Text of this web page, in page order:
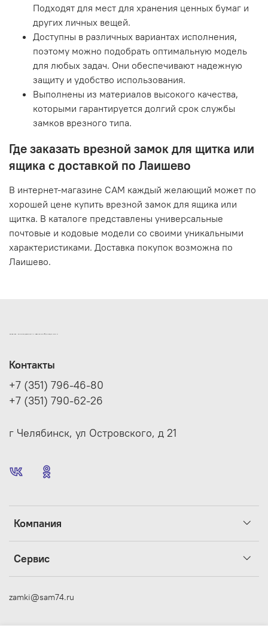
Подходят для мест для хранения ценных бумаг и
других личных вещей.
Доступны в различных вариантах исполнения,
поэтому можно подобрать оптимальную модель
для любых задач. Они обеспечивают надежную
защиту и удобство использования.
Выполнены из материалов высокого качества,
которыми гарантируется долгий срок службы
замков врезного типа.
Где заказать врезной замок для щитка или
ящика с доставкой по Лаишево
В интернет-магазине САМ каждый желающий может по
хорошей цене купить врезной замок для ящика или
щитка. В каталоге представлены универсальные
почтовые и кодовые модели со своими уникальными
характеристиками. Доставка покупок возможна по
Лаишево.
ИНТЕРНЕТ-МАГАЗИН ДВЕРНОЙ И МЕБЕЛЬНОЙ ФУРНИТУРЫ САМ
Компания
Сервис
Контакты
+7 (351) 796-46-80
+7 (351) 790-62-26
г Челябинск, ул Островского, д 21
zamki@sam74.ru